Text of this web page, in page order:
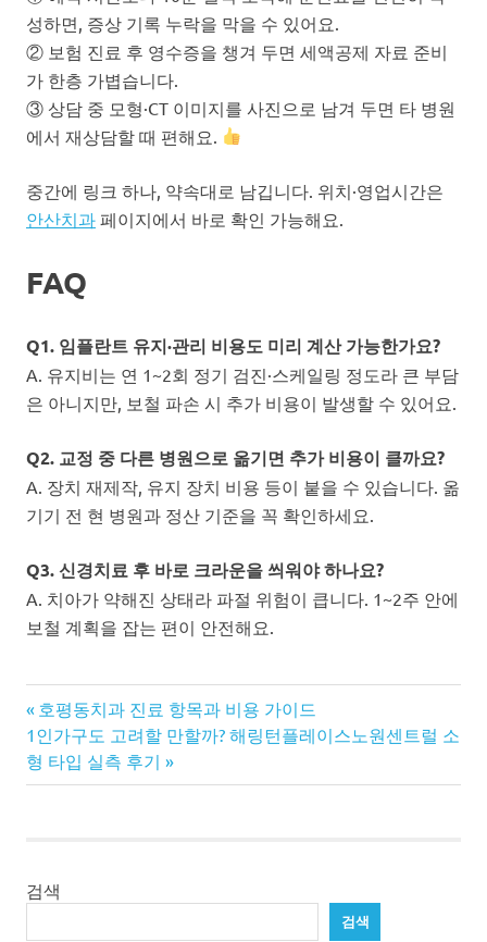
성하면, 증상 기록 누락을 막을 수 있어요.
② 보험 진료 후 영수증을 챙겨 두면 세액공제 자료 준비
가 한층 가볍습니다.
③ 상담 중 모형·CT 이미지를 사진으로 남겨 두면 타 병원
에서 재상담할 때 편해요.
중간에 링크 하나, 약속대로 남깁니다. 위치·영업시간은
안산치과 페이지에서 바로 확인 가능해요.
FAQ
Q1. 임플란트 유지·관리 비용도 미리 계산 가능한가요?
A. 유지비는 연 1~2회 정기 검진·스케일링 정도라 큰 부담
은 아니지만, 보철 파손 시 추가 비용이 발생할 수 있어요.
Q2. 교정 중 다른 병원으로 옮기면 추가 비용이 클까요?
A. 장치 재제작, 유지 장치 비용 등이 붙을 수 있습니다. 옮
기기 전 현 병원과 정산 기준을 꼭 확인하세요.
Q3. 신경치료 후 바로 크라운을 씌워야 하나요?
A. 치아가 약해진 상태라 파절 위험이 큽니다. 1~2주 안에
보철 계획을 잡는 편이 안전해요.
글
탐
Previous
Post:
호평동치과 진료 항목과 비용 가이드
Next
Post:
1인가구도 고려할 만할까? 해링턴플레이스노원센트럴 소
형 타입 실측 후기
검색
검색